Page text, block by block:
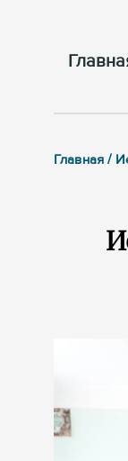
Главная /